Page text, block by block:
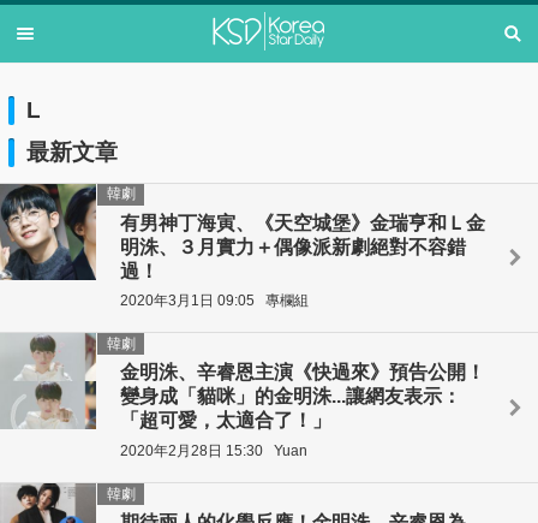
L
最新文章
有男神丁海寅、《天空城堡》金瑞亨和Ｌ金
明洙、３月實力＋偶像派新劇絕對不容錯
過！
韓劇
2020年3月1日 09:05 專欄組
金明洙、辛睿恩主演《快過來》預告公開！
變身成「貓咪」的金明洙...讓網友表示：
「超可愛，太適合了！」
韓劇
2020年2月28日 15:30 Yuan
韓劇